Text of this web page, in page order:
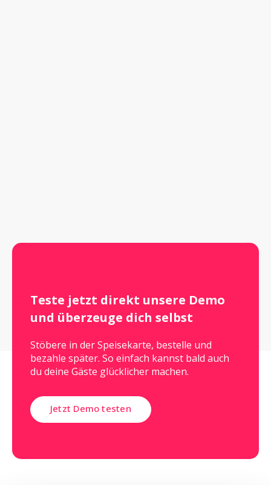
Teste jetzt direkt unsere Demo
und überzeuge dich selbst
Stöbere in der Speisekarte, bestelle und
bezahle später. So einfach kannst bald auch
du deine Gäste glücklicher machen.
Jetzt Demo testen